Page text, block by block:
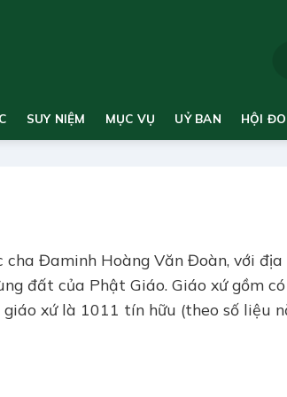
SUY NIỆM MỤC VỤ UỶ BAN HỘI
Đaminh Hoàng Văn Đoàn, với địa
đất của Phật Giáo. Giáo xứ gồm
giáo xứ là 1011 tín hữu (theo số liệu